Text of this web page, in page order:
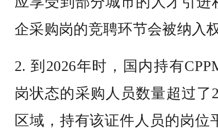
企采购岗的竞聘环节会被纳入
2. 到2026年时，国内持有
岗状态的采购人员数量超过了
区域，持有该证件人员的岗位